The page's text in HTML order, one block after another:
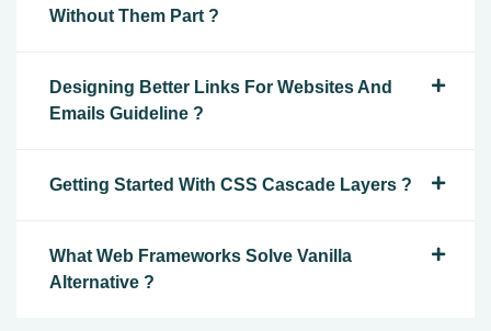
Without Them Part ?
Designing Better Links For Websites And
Emails Guideline ?
Getting Started With CSS Cascade Layers ?
What Web Frameworks Solve Vanilla
Alternative ?